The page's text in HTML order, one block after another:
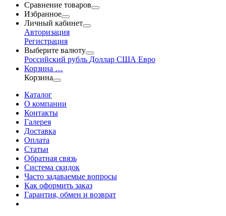
Сравнение товаров
Избранное
Личный кабинет
Авторизация
Регистрация
Выберите валюту
Российский рубль Доллар США Евро
Корзина …
Корзина
Каталог
О компании
Контакты
Галерея
Доставка
Оплата
Статьи
Обратная связь
Система скидок
Часто задаваемые вопросы
Как оформить заказ
Гарантия, обмен и возврат